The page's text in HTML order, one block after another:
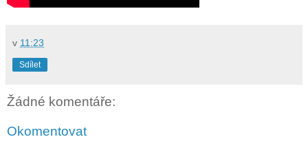
v 11:23
Sdílet
Žádné komentáře:
Okomentovat